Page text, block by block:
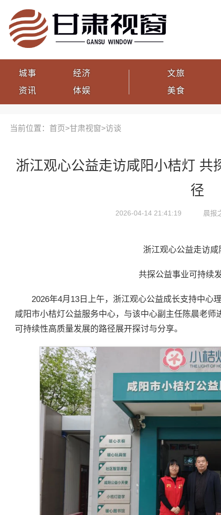
城事
资讯
经济
体娱
文旅
美食
当前位置：首页>甘肃视窗>访谈
浙江观心公益走访咸阳小桔灯 共
径
2026-04-14 21:41:19 晨报
浙江观心公益走访咸
共探公益事业可持续
2026年4月13日上午，浙江观心公益成长支持中心
咸阳市小桔灯公益服务中心，与该中心副主任陈晨老
可持续性高质量发展的路径展开探讨与分享。